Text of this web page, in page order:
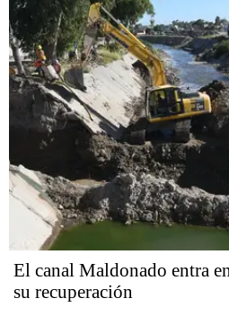
El canal Maldonado entra
su recuperación